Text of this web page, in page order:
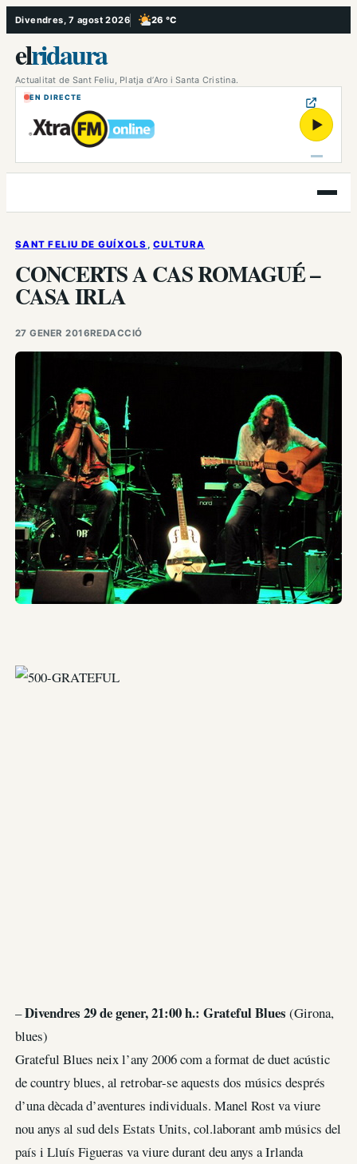
Vés
al
contingut
Divendres, 7 agost 2026 26 °C
, Poc ennuvolat
elridaura
Actualitat de Sant Feliu, Platja d’Aro i Santa Cristina.
EN DIRECTE
▶
Obre
el
SANT FELIU DE GUÍXOLS , CULTURA
CONCERTS A CAS ROMAGUÉ –
CASA IRLA
27 GENER 2016REDACCIÓ
–Divendres 29 de gener, 21:00 h.: Grateful Blues (Girona,
blues)
Grateful Blues neix l’any 2006 com a format de duet acústic
de country blues, al retrobar-se aquests dos músics després
d’una dècada d’aventures individuals. Manel Rost va viure
nou anys al sud dels Estats Units, col.laborant amb músics del
país i Lluís Figueras va viure durant deu anys a Irlanda